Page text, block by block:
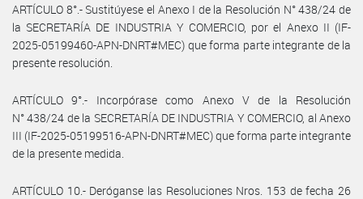
ARTÍCULO 8°.- Sustitúyese el Anexo I de la Resolución N° 438/24 de
la SECRETARÍA DE INDUSTRIA Y COMERCIO, por el Anexo II (IF-
2025-05199460-APN-DNRT#MEC) que forma parte integrante de la
presente resolución.
ARTÍCULO 9°.- Incorpórase como Anexo V de la Resolución
N° 438/24 de la SECRETARÍA DE INDUSTRIA Y COMERCIO, al Anexo
III (IF-2025-05199516-APN-DNRT#MEC) que forma parte integrante
de la presente medida.
ARTÍCULO 10.- Deróganse las Resoluciones Nros. 153 de fecha 26